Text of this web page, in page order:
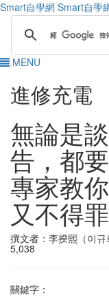
Smart自學網 Smart自學
MENU
進修充電
無論是
告，都
專家教
又不得
撰文者：李揆熙（이
5,038
關鍵字：